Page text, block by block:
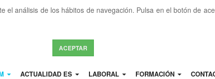
análisis de los hábitos de navegación. Pulsa en el botón de
ACEPTAR
ACTUALIDAD ES LABORAL FORMACIÓN